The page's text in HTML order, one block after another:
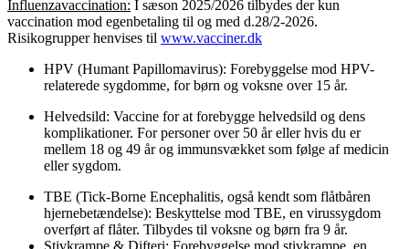
Influenzavaccination: I sæson 2025/2026 tilbydes der kun
vaccination mod egenbetaling til og med d.28/2-2026.
Risikogrupper henvises til www.vacciner.dk
HPV (Humant Papillomavirus): Forebyggelse mod HPV-
relaterede sygdomme, for børn og voksne over 15 år.
Helvedsild: Vaccine for at forebygge helvedsild og dens
komplikationer. For personer over 50 år eller hvis du er
mellem 18 og 49 år og immunsvækket som følge af medicin
eller sygdom.
TBE (Tick-Borne Encephalitis, også kendt som flåtbåren
hjernebetændelse): Beskyttelse mod TBE, en virussygdom
overført af flåter. Tilbydes til voksne og børn fra 9 år.
Stivkrampe & Difteri: Forebyggelse mod stivkrampe, en